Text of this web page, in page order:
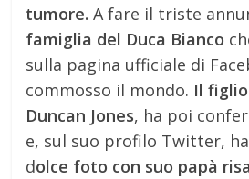
tumore. A fare il triste
famiglia del Duca Bianco
sulla pagina ufficiale di
commosso il mondo. Il
Duncan Jones, ha poi
e, sul suo profilo Twitter,
dolce foto con suo papà